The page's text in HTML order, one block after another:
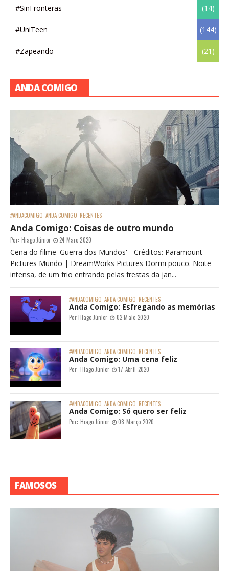
#SinFronteras (14)
#UniTeen (144)
#Zapeando (21)
ANDA COMIGO
#ANDACOMIGO ANDA COMIGO RECENTES
Anda Comigo: Coisas de outro mundo
Por: Hiago Júnior 24 Maio 2020
Cena do filme 'Guerra dos Mundos' - Créditos: Paramount
Pictures Mundo | DreamWorks Pictures Dormi pouco. Noite
intensa, de um frio entrando pelas frestas da jan...
#ANDACOMIGO ANDA COMIGO RECENTES
Anda Comigo: Esfregando as memórias
Por:Hiago Júnior 02 Maio 2020
#ANDACOMIGO ANDA COMIGO RECENTES
Anda Comigo: Uma cena feliz
Por: Hiago Júnior 17 Abril 2020
#ANDACOMIGO ANDA COMIGO RECENTES
Anda Comigo: Só quero ser feliz
Por: Hiago Júnior 08 Março 2020
FAMOSOS